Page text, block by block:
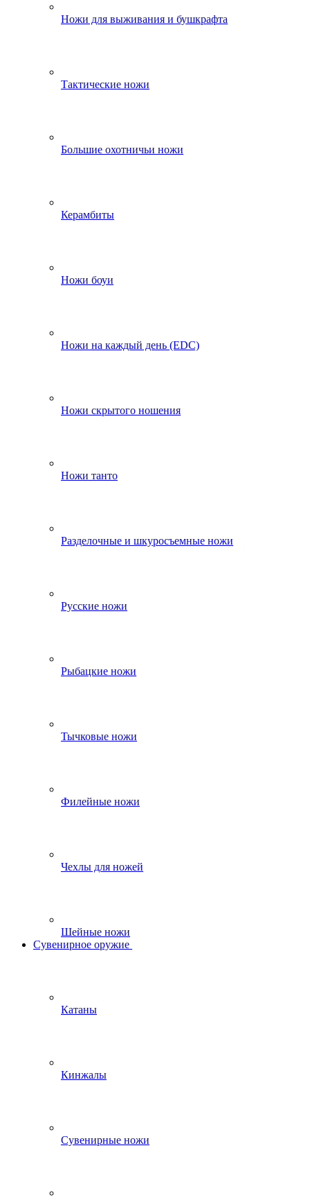
Ножи для выживания и бушкрафта
Тактические ножи
Большие охотничьи ножи
Керамбиты
Ножи боуи
Ножи на каждый день (EDC)
Ножи скрытого ношения
Ножи танто
Разделочные и шкуросъемные ножи
Русские ножи
Рыбацкие ножи
Тычковые ножи
Филейные ножи
Чехлы для ножей
Шейные ножи
Сувенирное оружие
Катаны
Кинжалы
Сувенирные ножи